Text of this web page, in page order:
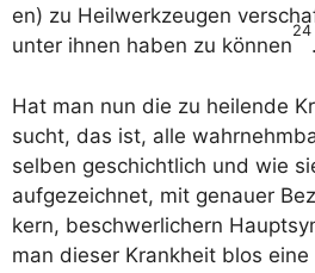
en) zu Heil­werk­zeu­gen
unter ihnen haben zu kön­nen
24
.
Hat man nun die zu hei­len­de
sucht, das ist, alle
sel­ben geschicht­lich und wie
auf­ge­zeich­net, mit genau­er
kern, beschwer­li­chern
man die­ser Krank­heit blos